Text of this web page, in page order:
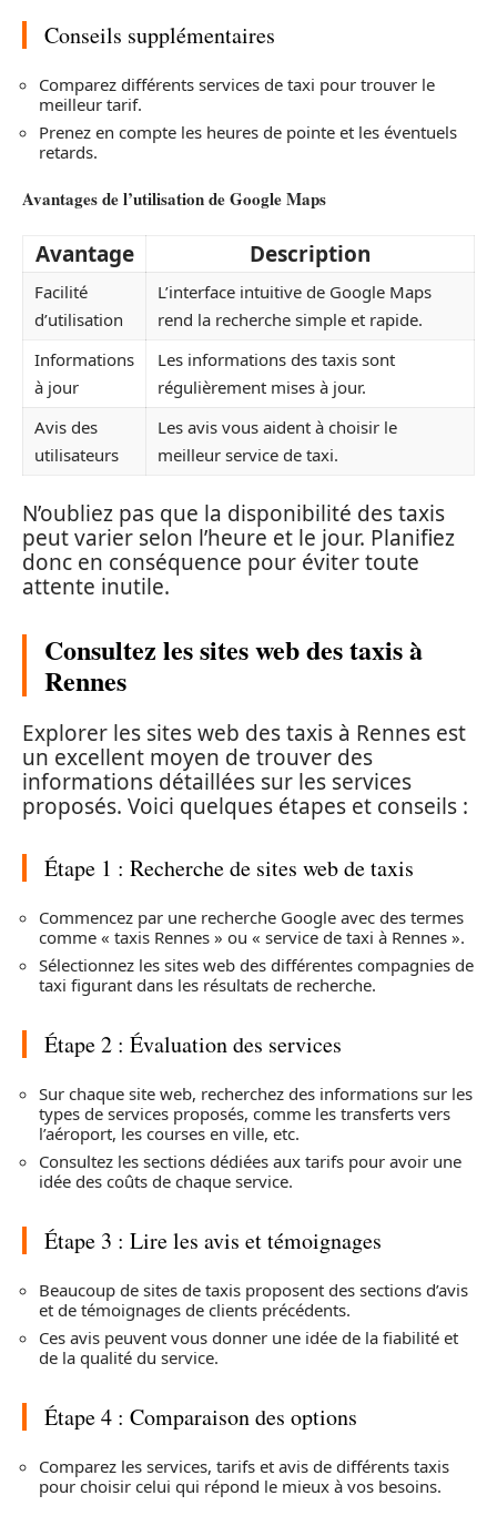
Conseils supplémentaires
Comparez différents services de taxi pour trouver le
meilleur tarif.
Prenez en compte les heures de pointe et les éventuels
retards.
Avantages de l’utilisation de Google Maps
Avantage Description
Facilité
d’utilisation
L’interface intuitive de Google Maps
rend la recherche simple et rapide.
Informations
à jour
Les informations des taxis sont
régulièrement mises à jour.
Avis des
utilisateurs
Les avis vous aident à choisir le
meilleur service de taxi.
N’oubliez pas que la disponibilité des taxis
peut varier selon l’heure et le jour. Planifiez
donc en conséquence pour éviter toute
attente inutile.
Consultez les sites web des taxis à
Rennes
Explorer les sites web des taxis à Rennes est
un excellent moyen de trouver des
informations détaillées sur les services
proposés. Voici quelques étapes et conseils :
Étape 1 : Recherche de sites web de taxis
Commencez par une recherche Google avec des termes
comme « taxis Rennes » ou « service de taxi à Rennes ».
Sélectionnez les sites web des différentes compagnies de
taxi figurant dans les résultats de recherche.
Étape 2 : Évaluation des services
Sur chaque site web, recherchez des informations sur les
types de services proposés, comme les transferts vers
l’aéroport, les courses en ville, etc.
Consultez les sections dédiées aux tarifs pour avoir une
idée des coûts de chaque service.
Étape 3 : Lire les avis et témoignages
Beaucoup de sites de taxis proposent des sections d’avis
et de témoignages de clients précédents.
Ces avis peuvent vous donner une idée de la fiabilité et
de la qualité du service.
Étape 4 : Comparaison des options
Comparez les services, tarifs et avis de différents taxis
pour choisir celui qui répond le mieux à vos besoins.